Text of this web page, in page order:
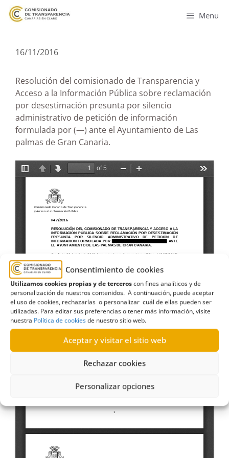
Consentimiento de cookies
Utilizamos cookies propias y de terceroscon fines analíticos y de
personalización de nuestros contenidos. A continuación, puede aceptar
el uso de cookies, rechazarlas o personalizar cuál de ellas pueden ser
utilizadas. Para editar sus preferencias o tener más información, visite
nuestra Política de cookiesde nuestro sitio web.
Aceptar y visitar el sitio web
Rechazar cookies
Personalizar opciones
Menu
16/11/2016
Resolución del comisionado de Transparencia y
Acceso a la Información Pública sobre reclamación
por desestimación presunta por silencio
administrativo de petición de información
formulada por (—) ante el Ayuntamiento de Las
palmas de Gran Canaria.